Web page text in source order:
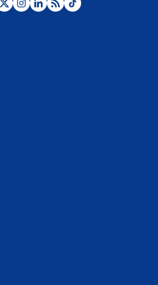
Desde dermatitis hasta infecciones: